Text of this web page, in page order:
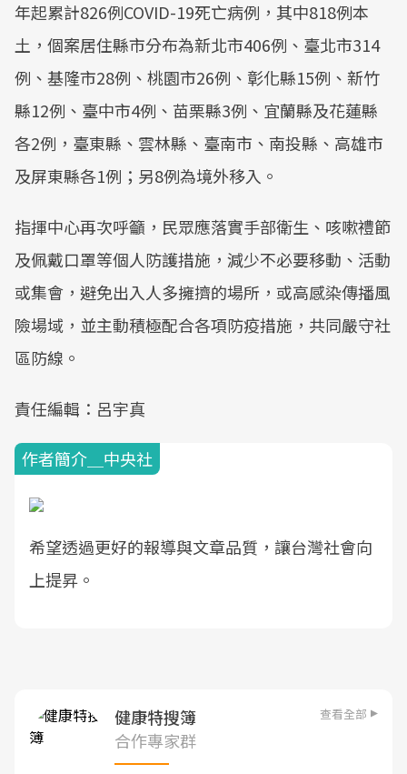
年起累計826例COVID-19死亡病例，其中818例本
土，個案居住縣市分布為新北市406例、臺北市314
例、基隆市28例、桃園市26例、彰化縣15例、新竹
縣12例、臺中市4例、苗栗縣3例、宜蘭縣及花蓮縣
各2例，臺東縣、雲林縣、臺南市、南投縣、高雄市
及屏東縣各1例；另8例為境外移入。
指揮中心再次呼籲，民眾應落實手部衛生、咳嗽禮節
及佩戴口罩等個人防護措施，減少不必要移動、活動
或集會，避免出入人多擁擠的場所，或高感染傳播風
險場域，並主動積極配合各項防疫措施，共同嚴守社
區防線。
責任編輯：呂宇真
作者簡介＿中央社
希望透過更好的報導與文章品質，讓台灣社會向
上提昇。
健康特搜簿 查看全部
合作專家群